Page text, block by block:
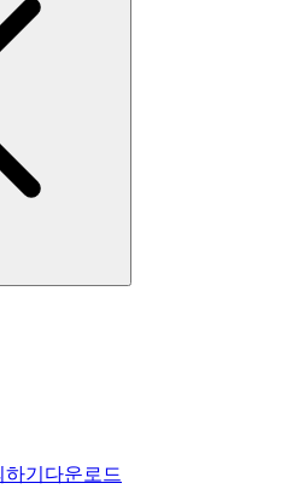
기 다운로드